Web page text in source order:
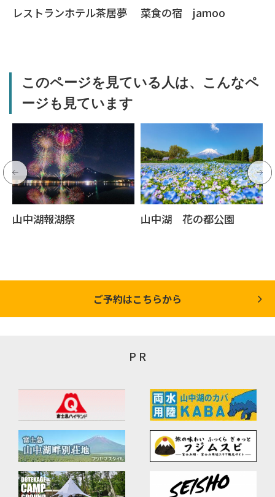
レストランホテル茶居夢 菜食の宿 jamoo
このページを見ている人は、こんなペ
ージも見ています
山中湖報湖祭 山中湖 花の都公園
ご予約はこちらから
P R